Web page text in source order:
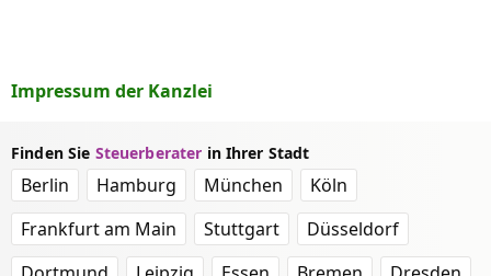
Impressum der Kanzlei
Finden Sie Steuerberater in Ihrer Stadt
Berlin Hamburg München
Köln
Frankfurt am Main
Stuttgart
Düsseldorf